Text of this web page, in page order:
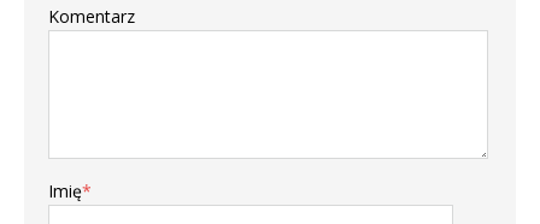
Komentarz
Imię*